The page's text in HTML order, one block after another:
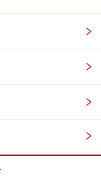
くは、しなの
なので通過。
ようやくしなの